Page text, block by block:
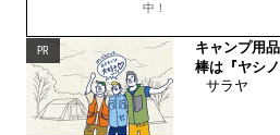
中！
PR
キャンプ用
棒は『ヤシノ
サラヤ